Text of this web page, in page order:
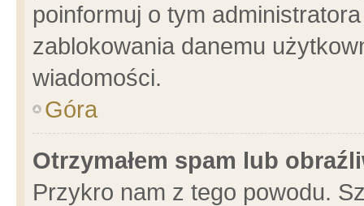
poinformuj o tym
zablokowania danemu
wiadomości.
Góra
Otrzymałem spam lub
Przykro nam z tego powodu.